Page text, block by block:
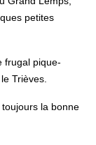
petites
frugal pique-
Trièves.
la bonne